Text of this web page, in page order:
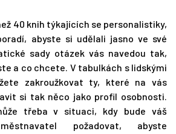
40 knih týkajících se personalistiky,
abyste si udělali jasno ve své
sady otázek vás navedou tak,
a co chcete. V tabulkách s lidskými
zakroužkovat ty, které na vás
si tak něco jako profil osobnosti.
třeba v situaci, kdy bude váš
požadovat, abyste